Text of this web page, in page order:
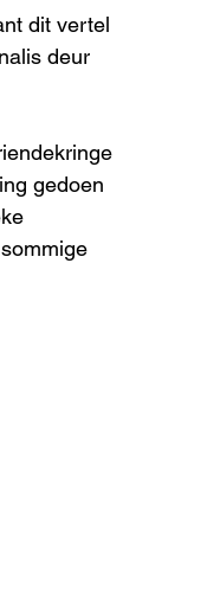
dit vertel
deur
gedoen